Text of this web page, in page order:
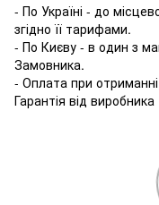
- По Україні - до
згідно її тарифами.
- По Києву - в один з
Замовника.
- Оплата при
Гарантія від виробника